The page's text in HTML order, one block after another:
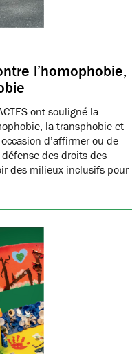
l’homophobie,
ont souligné la
la transphobie et
d’affirmer ou de
des droits des
des milieux inclusifs pour